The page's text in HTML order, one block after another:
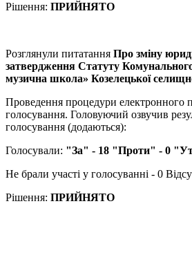
Рішення: ПРИЙНЯТО
Розглянули питатання Про зміну
затвердження Статуту
музична школа» Козелецької
Проведення процедури електронного
голосування. Головуючий озвучив
голосування (додаються):
Голосували: "За" - 18 "Проти" - 0
Не брали участі у голосуванні - 0
Рішення: ПРИЙНЯТО